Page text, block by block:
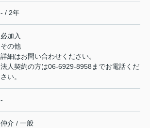
- / 2年
必加入
その他
詳細はお問い合わせください。
法人契約の方は06-6929-8958までお電話くだ
さい。
-
仲介 / 一般